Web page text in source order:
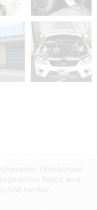
Directupload